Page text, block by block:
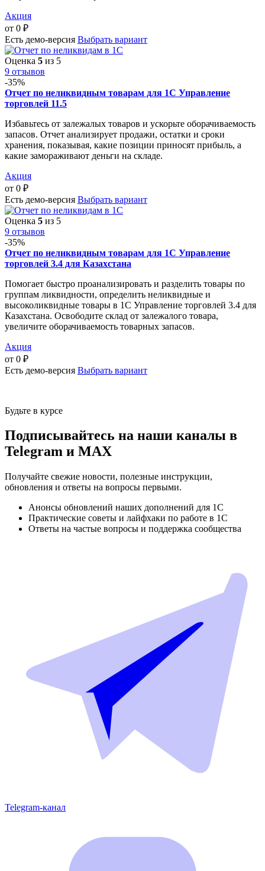
Акция
от 0 ₽
Есть демо-версия Выбрать вариант
Оценка 5 из 5
9 отзывов
-35%
Отчет по неликвидным товарам для 1С Управление
торговлей 11.5
Избавьтесь от залежалых товаров и ускорьте оборачиваемость
запасов. Отчет анализирует продажи, остатки и сроки
хранения, показывая, какие позиции приносят прибыль, а
какие замораживают деньги на складе.
Акция
от 0 ₽
Есть демо-версия Выбрать вариант
Оценка 5 из 5
9 отзывов
-35%
Отчет по неликвидным товарам для 1С Управление
торговлей 3.4 для Казахстана
Помогает быстро проанализировать и разделить товары по
группам ликвидности, определить неликвидные и
высоколиквидные товары в 1С Управление торговлей 3.4 для
Казахстана. Освободите склад от залежалого товара,
увеличите оборачиваемость товарных запасов.
Акция
от 0 ₽
Есть демо-версия Выбрать вариант
Будьте в курсе
Подписывайтесь на наши каналы в
Telegram и MAX
Получайте свежие новости, полезные инструкции,
обновления и ответы на вопросы первыми.
Анонсы обновлений наших дополнений для 1С
Практические советы и лайфхаки по работе в 1С
Ответы на частые вопросы и поддержка сообщества
Telegram-канал